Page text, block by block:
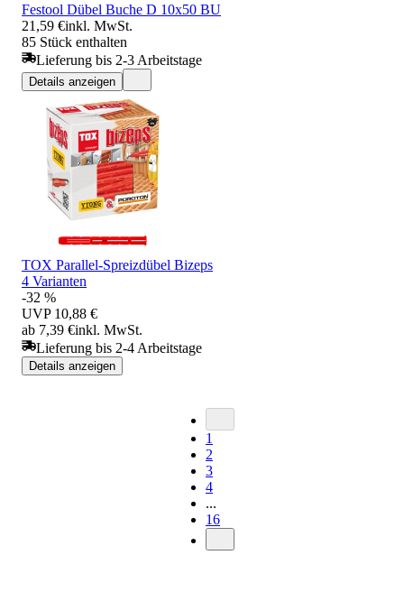
Festool Dübel Buche D 10x50 BU
21,59 €inkl. MwSt.
85 Stück enthalten
Lieferung bis 2-3 Arbeitstage
Details anzeigen
TOX Parallel-Spreizdübel Bizeps
4 Varianten
-32 %
UVP 10,88 €
ab 7,39 €inkl. MwSt.
Lieferung bis 2-4 Arbeitstage
Details anzeigen
1
2
3
4
...
16